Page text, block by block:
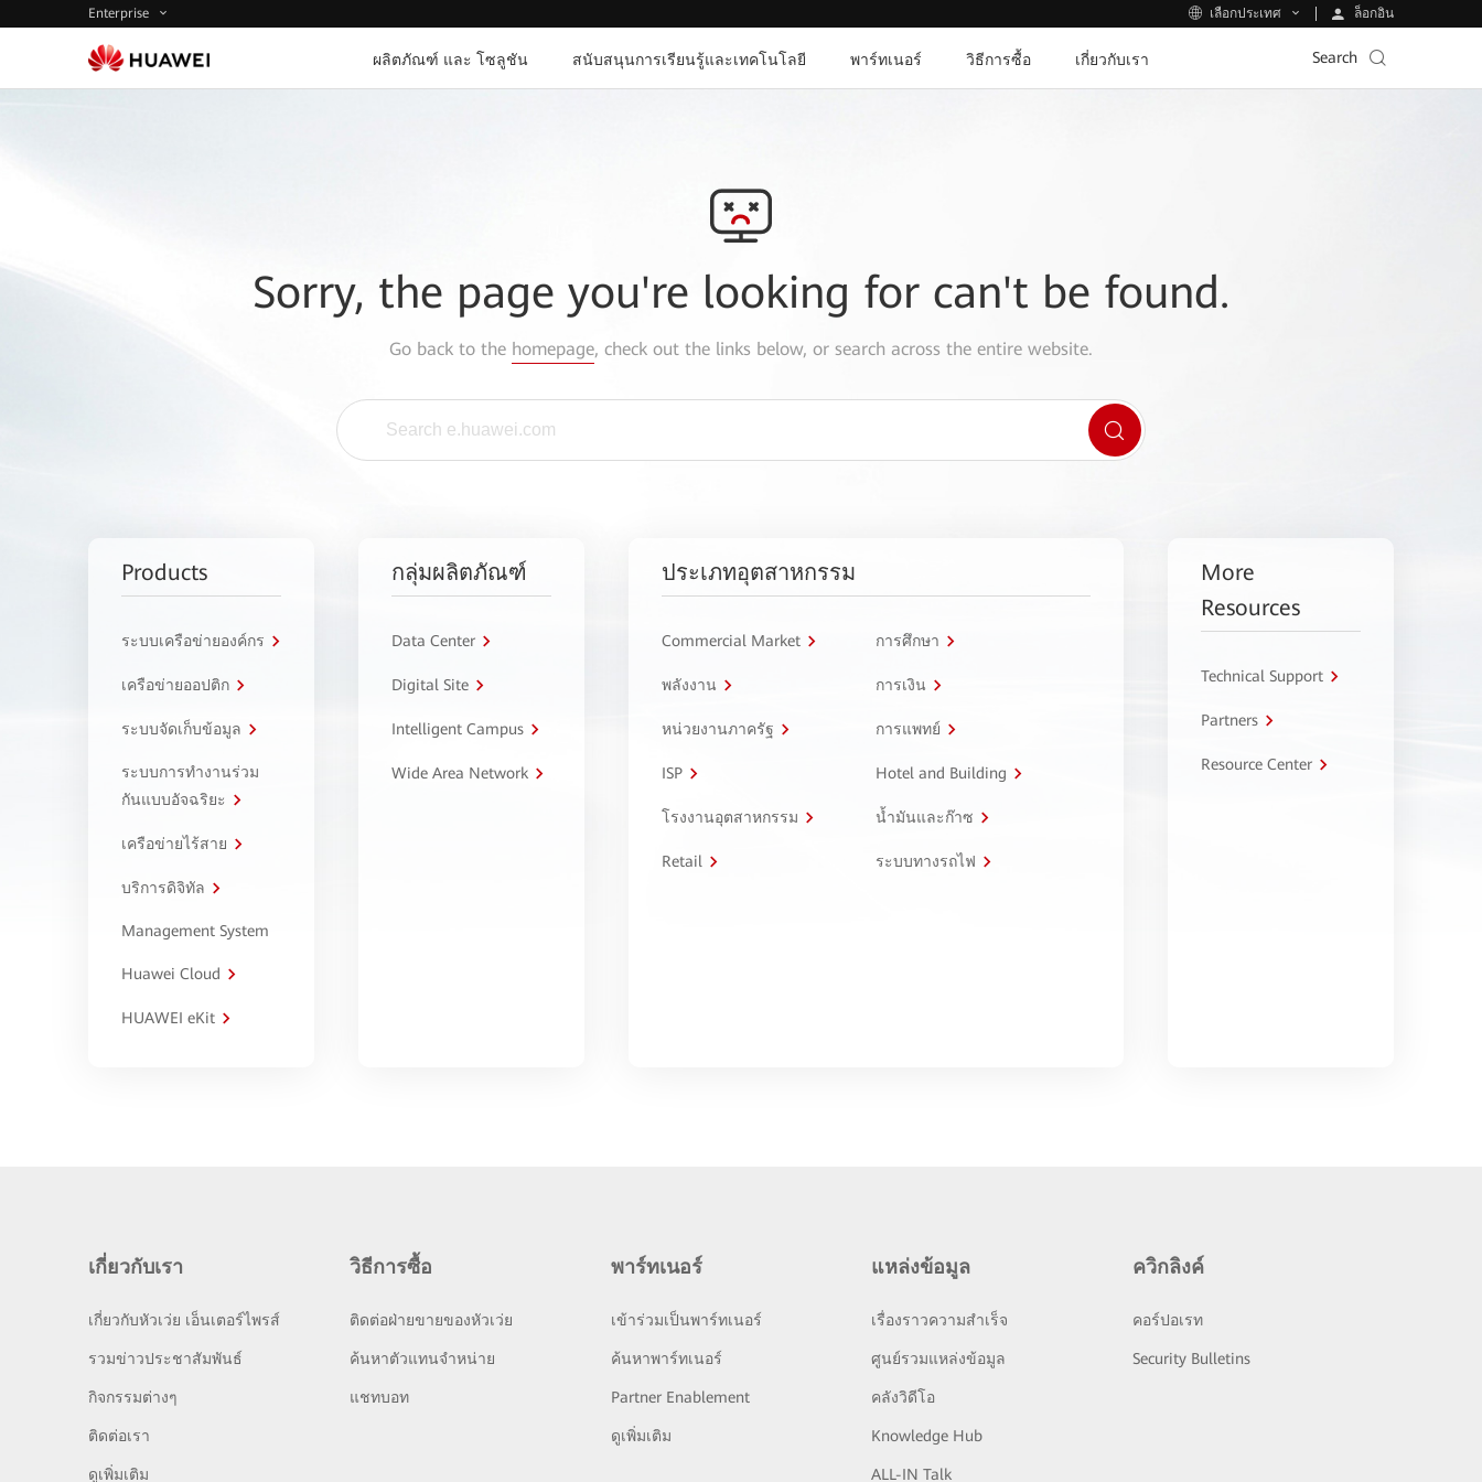
Enterprise เลือกประเทศ ล็อกอิน
ผลิตภัณฑ์ และ โซลูชัน สนับสนุนการเรียนรู้และเทคโนโลยี พาร์ทเนอร์ วิธีการซื้อ เกี่ยวกับเรา Search
Sorry, the page you're looking for can't be found.
Go back to the homepage, check out the links below, or search across the entire website.
Products
ระบบเครือข่ายองค์กร
เครือข่ายออปติก
ระบบจัดเก็บข้อมูล
ระบบการทำงานร่วม
กันแบบอัจฉริยะ
เครือข่ายไร้สาย
บริการดิจิทัล
Management System
Huawei Cloud
HUAWEI eKit
กลุ่มผลิตภัณฑ์
Data Center
Digital Site
Intelligent Campus
Wide Area Network
ประเภทอุตสาหกรรม
Commercial Market การศึกษา
พลังงาน การเงิน
หน่วยงานภาครัฐ การแพทย์
ISP Hotel and Building
โรงงานอุตสาหกรรม น้ำมันและก๊าซ
Retail ระบบทางรถไฟ
More
Resources
Technical Support
Partners
Resource Center
เกี่ยวกับเรา
เกี่ยวกับหัวเว่ย เอ็นเตอร์ไพรส์
รวมข่าวประชาสัมพันธ์
กิจกรรมต่างๆ
ติดต่อเรา
ดูเพิ่มเติม
วิธีการซื้อ
ติดต่อฝ่ายขายของหัวเว่ย
ค้นหาตัวแทนจำหน่าย
แชทบอท
พาร์ทเนอร์
เข้าร่วมเป็นพาร์ทเนอร์
ค้นหาพาร์ทเนอร์
Partner Enablement
ดูเพิ่มเติม
แหล่งข้อมูล
เรื่องราวความสำเร็จ
ศูนย์รวมแหล่งข้อมูล
คลังวิดีโอ
Knowledge Hub
ALL-IN Talk
ควิกลิงค์
คอร์ปอเรท
Security Bulletins